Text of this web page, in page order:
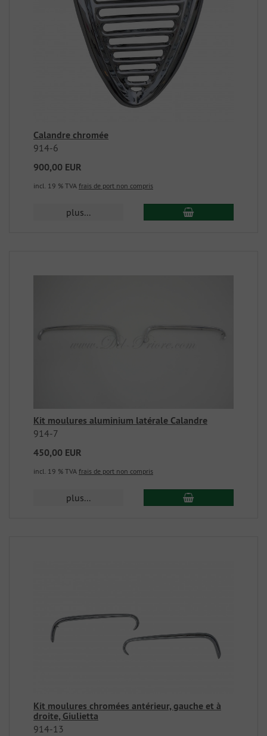
Calandre chromée
914-6
900,00 EUR
incl. 19 % TVA frais de port non compris
plus...
Kit moulures aluminium latérale Calandre
914-7
450,00 EUR
incl. 19 % TVA frais de port non compris
plus...
Kit moulures chromées antérieur, gauche et à
droite, Giulietta
914-13